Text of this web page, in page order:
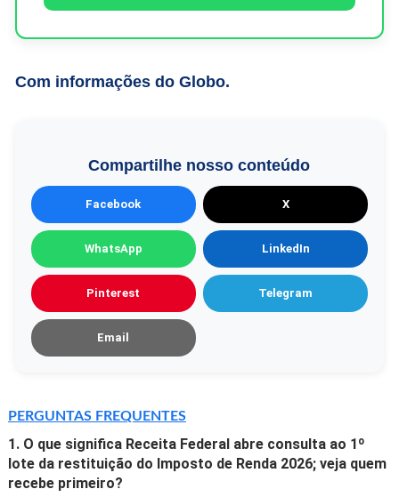
Com informações do Globo.
Compartilhe nosso conteúdo
Facebook X
WhatsApp LinkedIn
Pinterest Telegram
Email
PERGUNTAS FREQUENTES
1. O que significa Receita Federal abre consulta ao 1º
lote da restituição do Imposto de Renda 2026; veja quem
recebe primeiro?